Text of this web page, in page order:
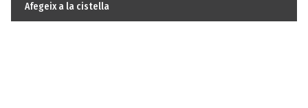
Afegeix a la cistella